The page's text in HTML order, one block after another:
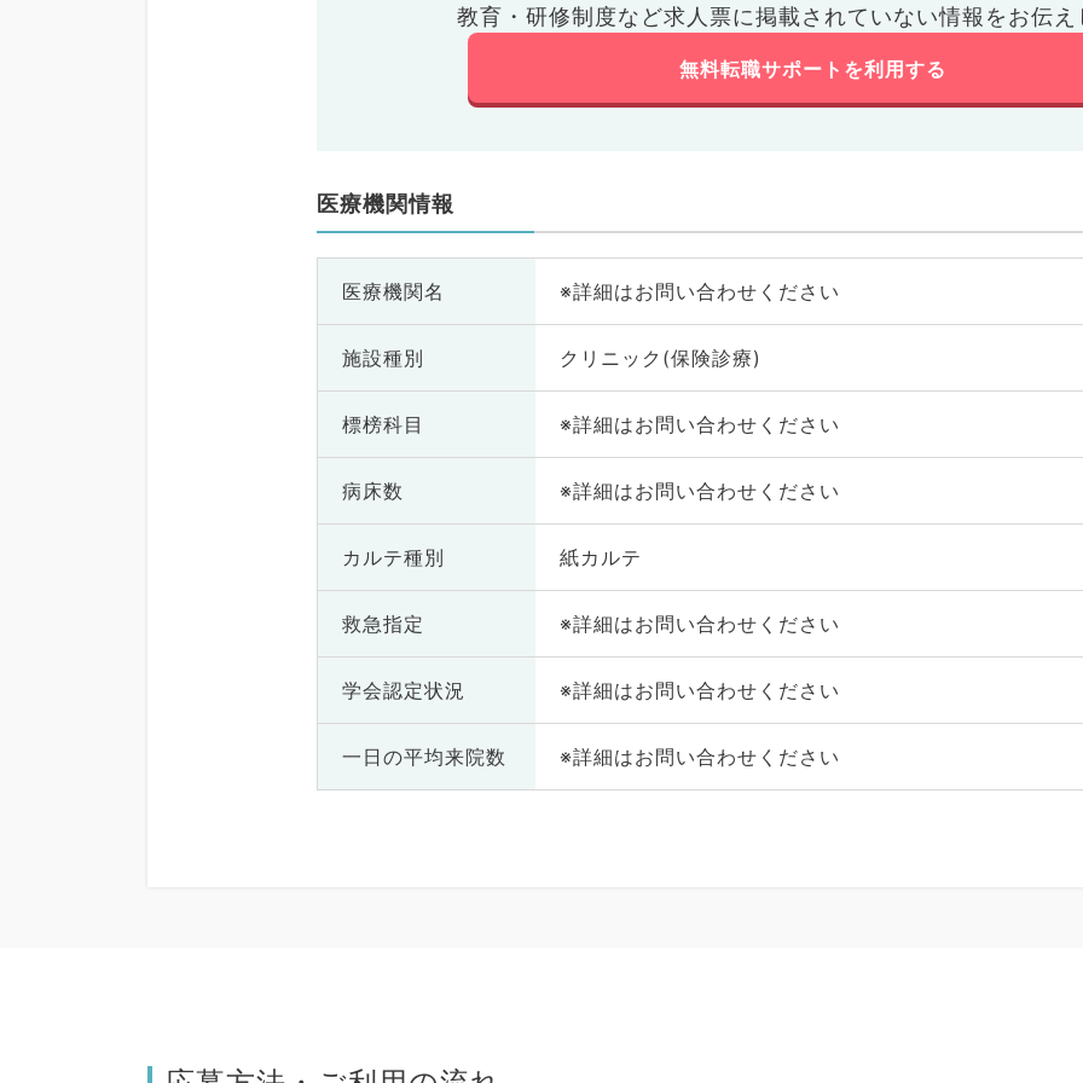
教育・研修制度など求人票に掲載されていない情報をお伝え
無料転職サポートを利用する
医療機関情報
医療機関名 ※詳細はお問い合わせください
施設種別 クリニック(保険診療)
標榜科目 ※詳細はお問い合わせください
病床数 ※詳細はお問い合わせください
カルテ種別 紙カルテ
救急指定 ※詳細はお問い合わせください
学会認定状況 ※詳細はお問い合わせください
一日の平均来院数 ※詳細はお問い合わせください